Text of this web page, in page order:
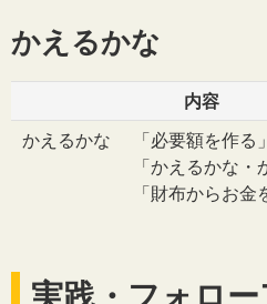
かえるかな
内容
かえるかな
「必要額を作る」
「かえるかな・
「財布からお金
実践・フォロ